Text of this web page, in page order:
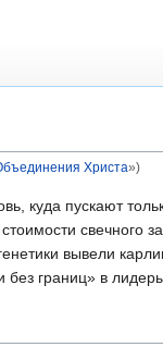
Христа»)
куда пускают
вывели
границ» в